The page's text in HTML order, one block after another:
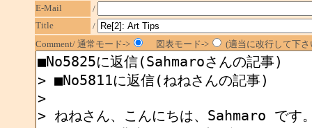
E-Mail
/
Title
/
Comment/ 通常モード->
図表モード-> (適当に改行して下